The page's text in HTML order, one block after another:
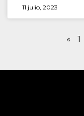
11 julio, 2023
« 1